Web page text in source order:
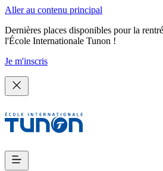
Aller au contenu principal
Dernières places disponibles pour la
l'École Internationale Tunon !
Je m'inscris